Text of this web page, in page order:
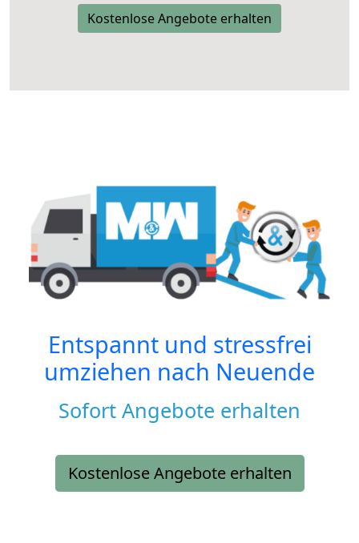
Kostenlose Angebote erhalten
Entspannt und stressfrei
umziehen nach Neuende
Sofort Angebote erhalten
Kostenlose Angebote erhalten